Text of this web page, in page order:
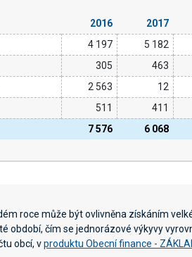
2016 2017
7 576 6 068
4 197 5 182
305 463
2 563 12
511 411
roce může být ovlivněna získáním
období, čím se jednorázové výkyvy
obcí, vproduktu Obecní finance -